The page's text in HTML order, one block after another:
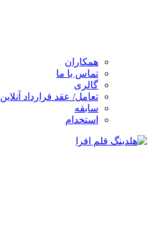
همکاران
تماس با ما
گالری
تعامل/ عقد قرارداد آنلاین
سابقه
استخدام